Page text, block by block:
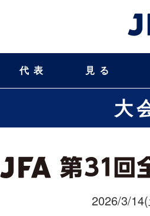
代表 見る
大
2026/3/